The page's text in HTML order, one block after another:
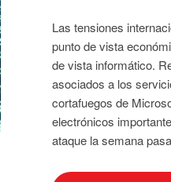
Las tensiones
punto de vista
de vista informático.
asociados a los
cortafuegos de
electrónicos
ataque la semana